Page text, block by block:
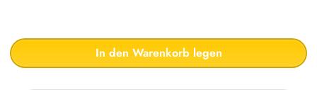
In den Warenkorb legen